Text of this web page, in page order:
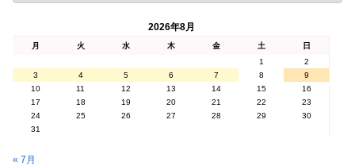
2026年8月
月 火 水 木 金 土
日
1
2
3
4 5 6 7 8
9
10
11 12 13 14 15
16
17
18 19 20 21 22
23
24
25 26 27 28 29
30
31
« 7月